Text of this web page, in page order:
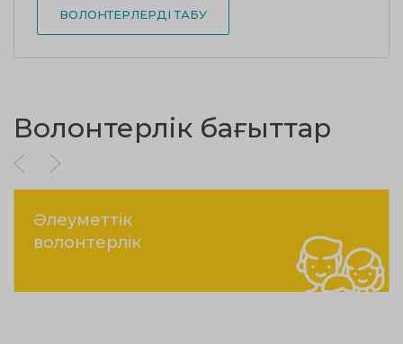
ВОЛОНТЕРЛЕРДІ ТАБУ
Волонтерлік бағыттар
Әлеуметтік
волонтерлік